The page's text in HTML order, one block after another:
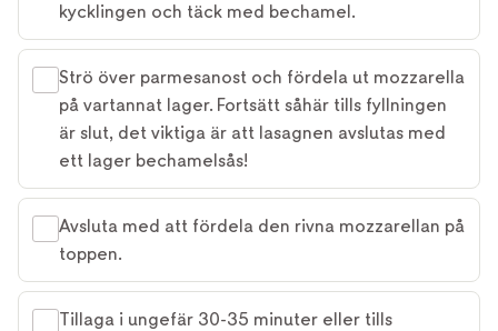
kycklingen och täck med bechamel.
Strö över parmesanost och fördela ut mozzarella
på vartannat lager. Fortsätt såhär tills fyllningen
är slut, det viktiga är att lasagnen avslutas med
ett lager bechamelsås!
Avsluta med att fördela den rivna mozzarellan på
toppen.
Tillaga i ungefär 30-35 minuter eller tills